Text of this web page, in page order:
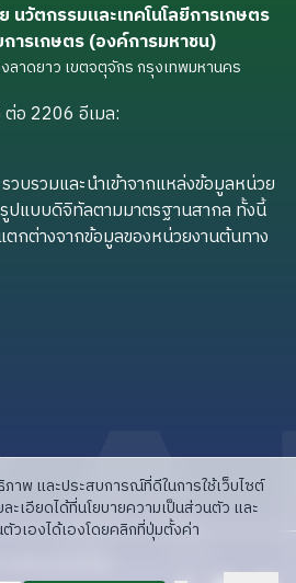
วัตกรรมและเทคโนโลยีการเกษตร
ารเกษตร (องค์การมหาชน)
าดยาว เขตจตุจักร กรุงเทพมหานคร
อ 2206 อีเมล:
บรวมและนำเข้าจากแหล่งข้อมูลหน่วย
รูปแบบดิจิทัลตามมาตรฐานสากล ทั้งนี้
กต่างจากข้อมูลของหน่วยงานต้นทาง
ย
รับนักพัฒนา
พัฒนาการวิจัย
าพ และประสบการณ์ที่ดีในการใช้เว็บไซต์
เอียดได้ที่นโยบายความเป็นส่วนตัว และ
วเองได้เองโดยคลิกที่ปุ่มตั้งค่า